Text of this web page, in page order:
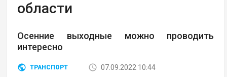
области
Осенние выходные можно проводить
интересно
ТРАНСПОРТ
07.09.2022 10:44